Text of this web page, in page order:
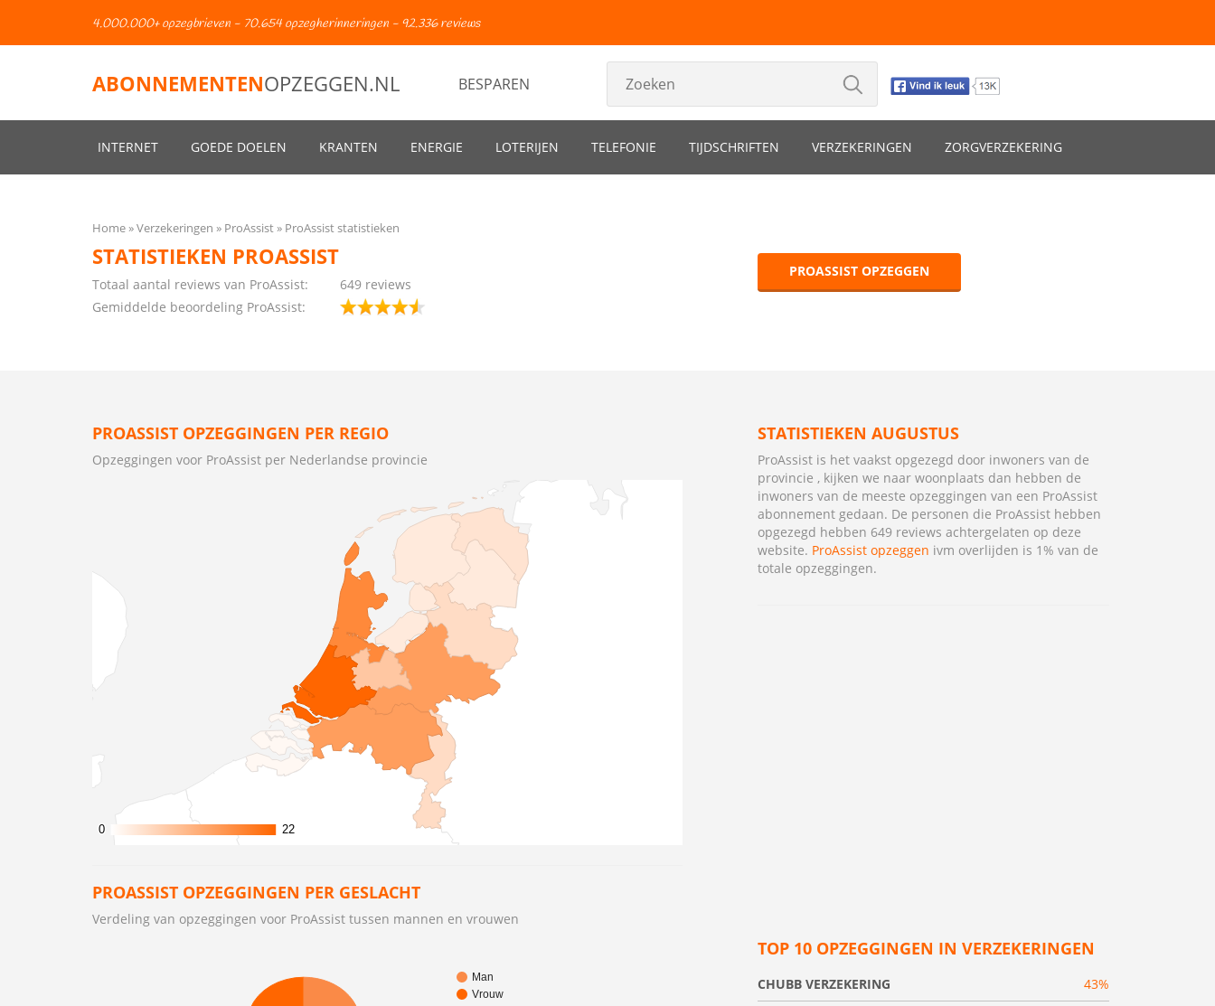
4.000.000+ opzegbrieven - 70.654 opzegherinneringen - 92.336 reviews
ABONNEMENTENOPZEGGEN.NL BESPAREN
INTERNET GOEDE DOELEN KRANTEN ENERGIE LOTERIJEN TELEFONIE TIJDSCHRIFTEN VERZEKERINGEN ZORGVERZEKERING
Home Verzekeringen ProAssist ProAssist statistieken
STATISTIEKEN PROASSIST
Totaal aantal reviews van ProAssist:
649 reviews
Gemiddelde beoordeling ProAssist:
PROASSIST OPZEGGEN
PROASSIST OPZEGGINGEN PER REGIO
Opzeggingen voor ProAssist per Nederlandse provincie
0
0 22
22
PROASSIST OPZEGGINGEN PER GESLACHT
Verdeling van opzeggingen voor ProAssist tussen mannen en vrouwen
Man
Vrouw
STATISTIEKEN AUGUSTUS
ProAssist is het vaakst opgezegd door inwoners van de
provincie , kijken we naar woonplaats dan hebben de
inwoners van de meeste opzeggingen van een ProAssist
abonnement gedaan. De personen die ProAssist hebben
opgezegd hebben 649 reviews achtergelaten op deze
website. ProAssist opzeggen ivm overlijden is 1% van de
totale opzeggingen.
TOP 10 OPZEGGINGEN IN VERZEKERINGEN
CHUBB VERZEKERING
43%